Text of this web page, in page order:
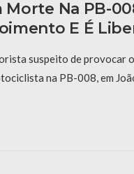
Morte Na PB-
E É
suspeito de provocar
na PB-008, em